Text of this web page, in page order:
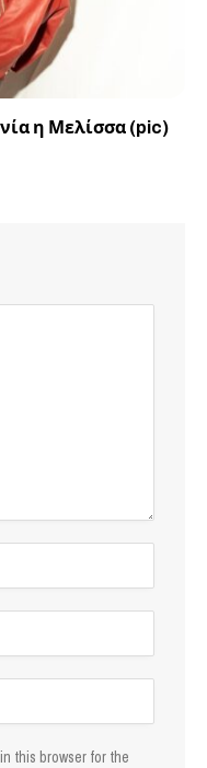
η Μελίσσα (pic)
this browser for the